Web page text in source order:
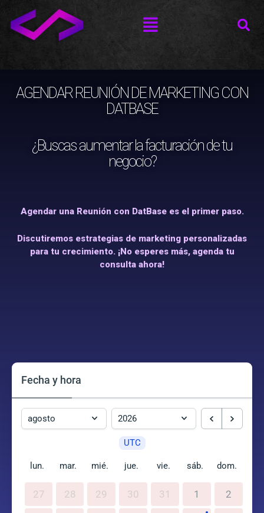
contenido
Menú
AGENDAR REUNIÓN DE MARKETING CON
DATBASE
¿Buscas aumentar la facturación de tu
negocio?
Agendar una Reunión con DatBase es el primer paso.
Discutiremos estrategias de marketing personalizadas
para tu crecimiento. ¡No esperes más, agenda tu
consulta ahora!
Fecha y hora
UTC
lun. mar. mié. jue. vie. sáb. dom.
27 28 29 30 31 1 2